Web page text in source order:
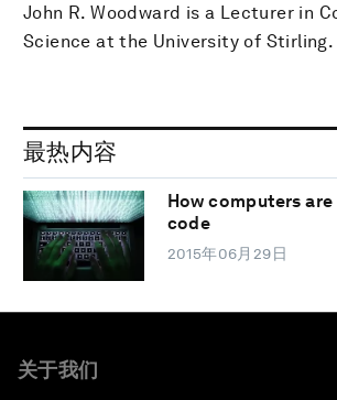
John R. Woodward is a Lecturer in
Science at the University of Stirling.
最热内容
How computers
code
2015年06月29日
关于我们